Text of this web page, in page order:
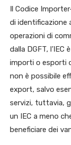
Il Codice
di identificazione
operazioni di
dalla DGFT,
importi o esporti
non è possibile
export, salvo
servizi, tuttavia,
un IEC a meno
beneficiare dei